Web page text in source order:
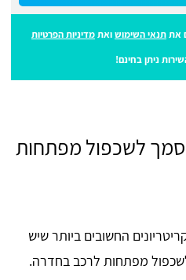
אתתנאי השימושואתמדיניות הפרטיות
ניתן בחינם!
לשכפול מפתחות
החשובים ביותר שיש
מפתחות לרכב בחדרה.